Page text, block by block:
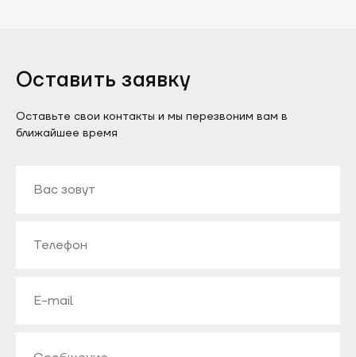
Оставить заявку
Оставьте свои контакты и мы перезвоним вам в
ближайшее время